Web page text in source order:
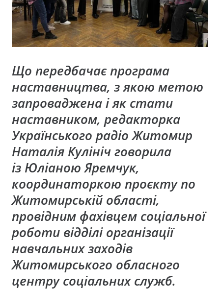
Що передбачає програма
наставництва, з якою метою
запроваджена і як стати
наставником, редакторка
Українського радіо Житомир
Наталія Кулініч говорила
із Юліаною Яремчук,
координаторкою проєкту по
Житомирській області,
провідним фахівцем соціальної
роботи відділі організації
навчальних заходів
Житомирського обласного
центру соціальних служб.